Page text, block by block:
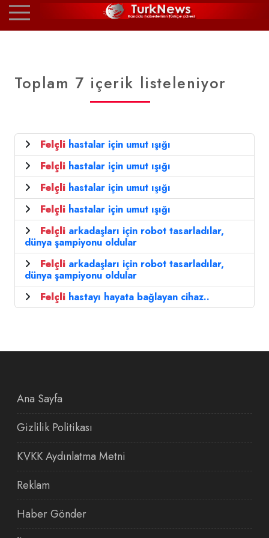
Toplam 7 içerik listeleniyor
Felçli hastalar için umut ışığı
Felçli hastalar için umut ışığı
Felçli hastalar için umut ışığı
Felçli hastalar için umut ışığı
Felçli arkadaşları için robot tasarladılar,
dünya şampiyonu oldular
Felçli arkadaşları için robot tasarladılar,
dünya şampiyonu oldular
Felçli hastayı hayata bağlayan cihaz..
Ana Sayfa
Gizlilik Politikası
KVKK Aydınlatma Metni
Reklam
Haber Gönder